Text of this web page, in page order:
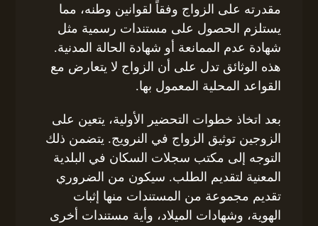
مقدرته على الزواج وفقاً لقوانين وطنه، مما
يستلزم الحصول على مستندات رسمية مثل
شهادة عدم الممانعة أو شهادة الحالة المدنية.
هذه الوثائق تدل على أن الزواج لا يتعارض مع
القواعد المحلية المعمول بها.
بعد اتخاذ خطوات التحضير الأولية، يتعين على
الزوجين توثيق الزواج في النرويج. يتضمن ذلك
التوجه إلى مكتب سجلات السكان في البلدية
المعنية لتقديم الطلب. سيكون من الضروري
تقديم مجموعة من المستندات منها إثبات
الهوية، وشهادات الميلاد، وأية مستندات أخرى